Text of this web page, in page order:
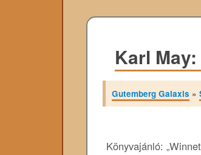
Karl
Gutemberg Galaxis »
Könyvajánló: